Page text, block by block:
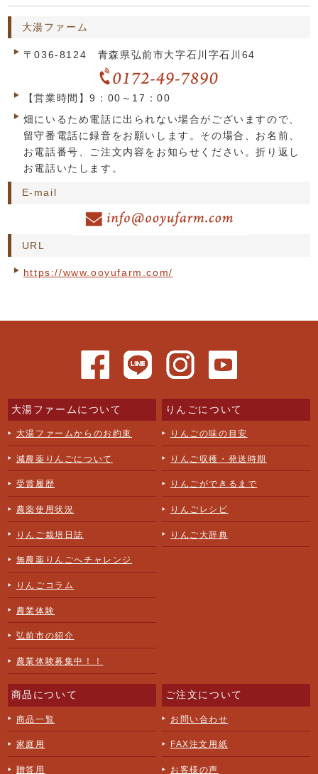
大湯ファーム
〒036-8124 青森県弘前市大字石川字石川64
【営業時間】9：00～17：00
畑にいるため電話に出られない場合がございますので、
留守番電話に録音をお願いします。その場合、お名前、
お電話番号、ご注文内容をお知らせください。折り返し
お電話いたします。
E-mail
URL
https://www.ooyufarm.com/
大湯ファームについて
大湯ファームからのお約束
減農薬りんごについて
受賞履歴
農薬使用状況
りんご栽培日誌
無農薬りんごへチャレンジ
りんごコラム
農業体験
弘前市の紹介
農業体験募集中！！
りんごについて
りんごの味の目安
りんご収穫・発送時期
りんごができるまで
りんごレシピ
りんご大辞典
商品について
商品一覧
家庭用
贈答用
ご注文について
お問い合わせ
FAX注文用紙
お客様の声